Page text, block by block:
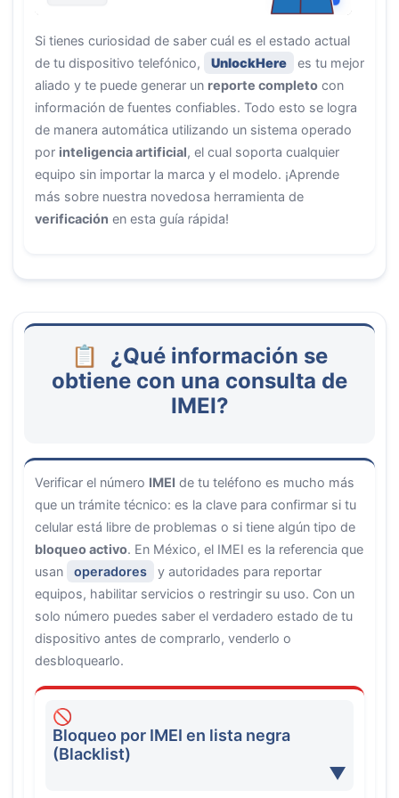
Si tienes curiosidad de saber cuál es el estado actual
de tu dispositivo telefónico,
UnlockHere
es tu mejor
aliado y te puede generar un reporte completo con
información de fuentes confiables. Todo esto se logra
de manera automática utilizando un sistema operado
por inteligencia artificial, el cual soporta cualquier
equipo sin importar la marca y el modelo. ¡Aprende
más sobre nuestra novedosa herramienta de
verificación en esta guía rápida!
¿Qué información se
obtiene con una consulta de
IMEI?
Verificar el número IMEI de tu teléfono es mucho más
que un trámite técnico: es la clave para confirmar si tu
celular está libre de problemas o si tiene algún tipo de
bloqueo activo. En México, el IMEI es la referencia que
usan
operadores
y autoridades para reportar
equipos, habilitar servicios o restringir su uso. Con un
solo número puedes saber el verdadero estado de tu
dispositivo antes de comprarlo, venderlo o
desbloquearlo.
Bloqueo por IMEI en lista negra
(Blacklist)
▼